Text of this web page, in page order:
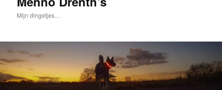
Mijn dingetjes…